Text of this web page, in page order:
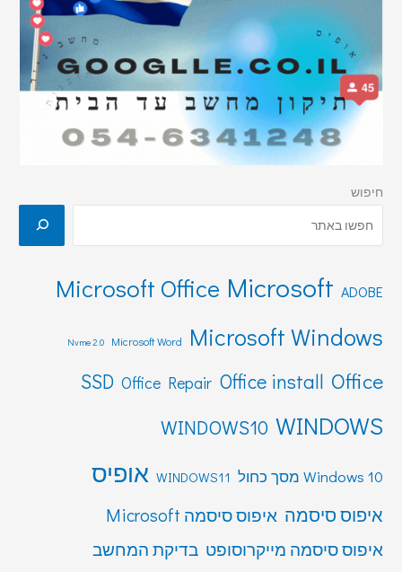
חיפוש
ADOBE
Microsoft
Microsoft Office
Microsoft Windows
Microsoft Word
Nvme 2.0
Office
Office install
Office Repair
SSD
WINDOWS
WINDOWS10
Windows 10 מסך כחול WINDOWS11 אופיס
איפוס סיסמה איפוס סיסמה Microsoft
איפוס סיסמה מייקרוסופט בדיקת המחשב